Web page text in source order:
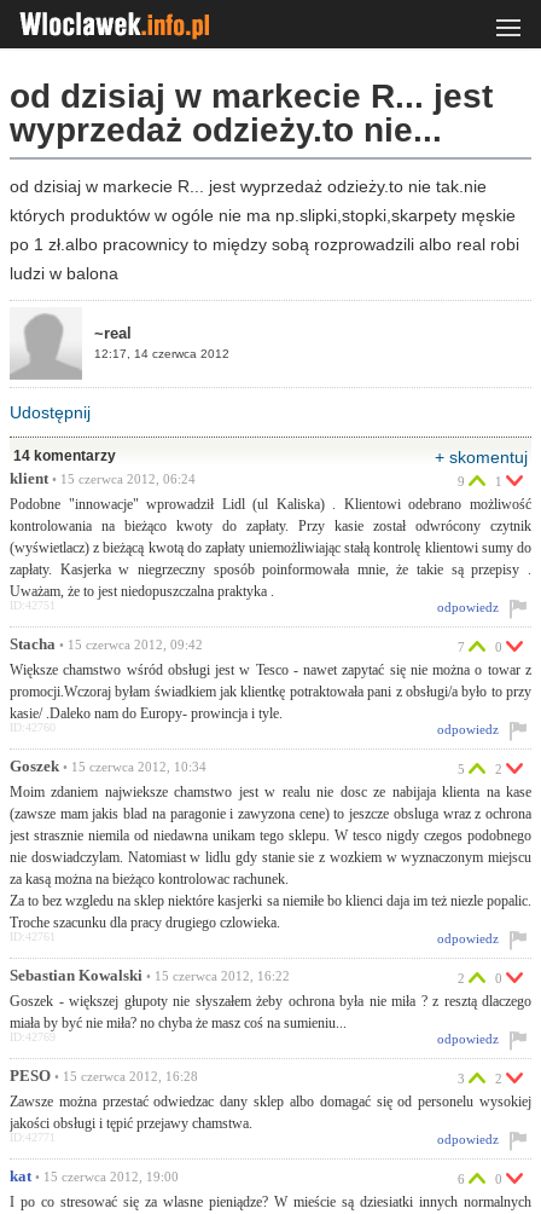
od dzisiaj w markecie R... jest
wyprzedaż odzieży.to nie...
od dzisiaj w markecie R... jest wyprzedaż odzieży.to nie tak.nie
których produktów w ogóle nie ma np.slipki,stopki,skarpety męskie
po 1 zł.albo pracownicy to między sobą rozprowadzili albo real robi
ludzi w balona
~real
12:17, 14 czerwca 2012
Udostępnij
14 komentarzy + skomentuj
klient• 15 czerwca 2012, 06:24
Podobne "innowacje" wprowadził Lidl (ul Kaliska) . Klientowi odebrano możliwość
kontrolowania na bieżąco kwoty do zapłaty. Przy kasie został odwrócony czytnik
(wyświetlacz) z bieżącą kwotą do zapłaty uniemożliwiając stałą kontrolę klientowi sumy do
zapłaty. Kasjerka w niegrzeczny sposób poinformowała mnie, że takie są przepisy .
Uważam, że to jest niedopuszczalna praktyka .
9 1
odpowiedz
ID:42751
Stacha • 15 czerwca 2012, 09:42
Większe chamstwo wśród obsługi jest w Tesco - nawet zapytać się nie można o towar z
promocji.Wczoraj byłam świadkiem jak klientkę potraktowała pani z obsługi/a było to przy
kasie/ .Daleko nam do Europy- prowincja i tyle.
7 0
odpowiedz
ID:42760
Goszek • 15 czerwca 2012, 10:34
Moim zdaniem najwieksze chamstwo jest w realu nie dosc ze nabijaja klienta na kase
(zawsze mam jakis blad na paragonie i zawyzona cene) to jeszcze obsluga wraz z ochrona
jest strasznie niemila od niedawna unikam tego sklepu. W tesco nigdy czegos podobnego
nie doswiadczylam. Natomiast w lidlu gdy stanie sie z wozkiem w wyznaczonym miejscu
za kasą można na bieżąco kontrolowac rachunek.
Za to bez wzgledu na sklep niektóre kasjerki sa niemiłe bo klienci daja im też niezle popalic.
Troche szacunku dla pracy drugiego czlowieka.
5 2
odpowiedz
ID:42761
Sebastian Kowalski • 15 czerwca 2012, 16:22
Goszek - większej głupoty nie słyszałem żeby ochrona była nie miła ? z resztą dlaczego
miała by być nie miła? no chyba że masz coś na sumieniu...
2 0
odpowiedz
ID:42769
PESO • 15 czerwca 2012, 16:28
Zawsze można przestać odwiedzac dany sklep albo domagać się od personelu wysokiej
jakości obsługi i tępić przejawy chamstwa.
3 2
odpowiedz
ID:42771
kat • 15 czerwca 2012, 19:00
I po co stresować się za wlasne pieniądze? W mieście są dziesiatki innych normalnych
6 0